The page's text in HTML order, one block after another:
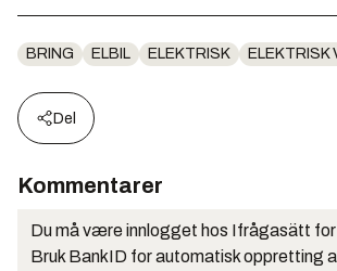
BRING ELBIL ELEKTRISK ELEKTRISK
Del
Kommentarer
Du må være innlogget hos Ifrågasätt for
Bruk BankID for automatisk oppretting